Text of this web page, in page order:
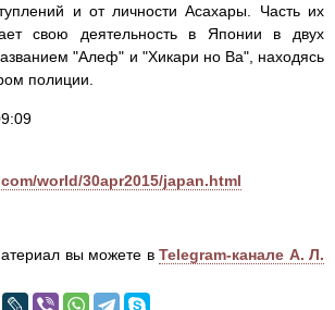
и от личности Асахары. Часть их
свою деятельность в Японии в двух
"Алеф" и "Хикари но Ва", находясь
полиции.
world/30apr2015/japan.html
вы можете в Telegram-канале А. Л.